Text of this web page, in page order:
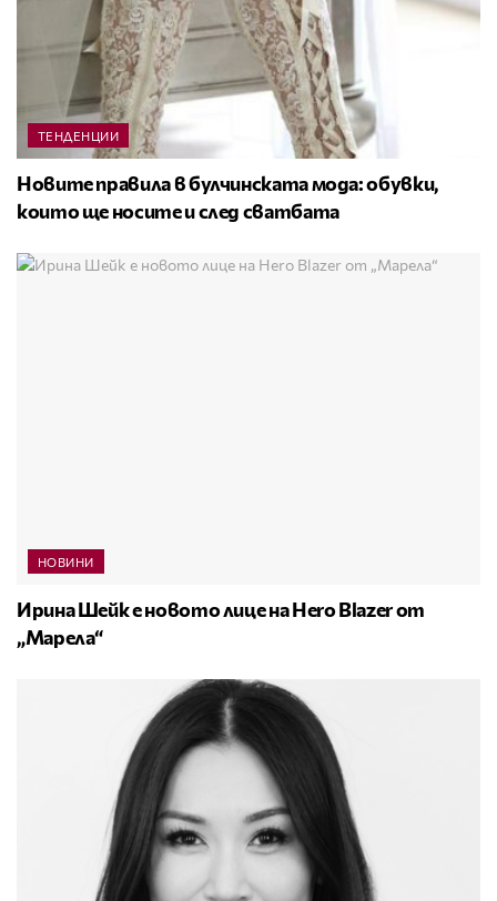
ТЕНДЕНЦИИ
Новите правила в булчинската мода: обувки,
които ще носите и след сватбата
НОВИНИ
Ирина Шейк е новото лице на Hero Blazer от
„Марела“